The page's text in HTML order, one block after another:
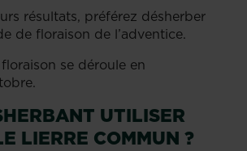
résultats, préférez désherber
de floraison de l’adventice.
se déroule en
UTILISER
LIERRE COMMUN ?